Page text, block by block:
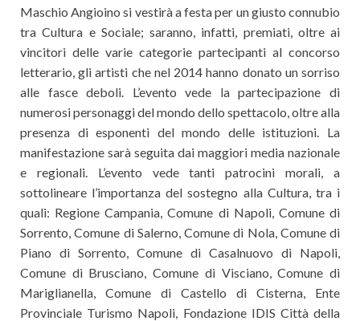
Maschio Angioino si vestirà a festa per un giusto connubio
tra Cultura e Sociale; saranno, infatti, premiati, oltre ai
vincitori delle varie categorie partecipanti al concorso
letterario, gli artisti che nel 2014 hanno donato un sorriso
alle fasce deboli. L’evento vede la partecipazione di
numerosi personaggi del mondo dello spettacolo, oltre alla
presenza di esponenti del mondo delle istituzioni. La
manifestazione sarà seguita dai maggiori media nazionale
e regionali. L’evento vede tanti patrocini morali, a
sottolineare l’importanza del sostegno alla Cultura, tra i
quali: Regione Campania, Comune di Napoli, Comune di
Sorrento, Comune di Salerno, Comune di Nola, Comune di
Piano di Sorrento, Comune di Casalnuovo di Napoli,
Comune di Brusciano, Comune di Visciano, Comune di
Mariglianella, Comune di Castello di Cisterna, Ente
Provinciale Turismo Napoli, Fondazione IDIS Città della